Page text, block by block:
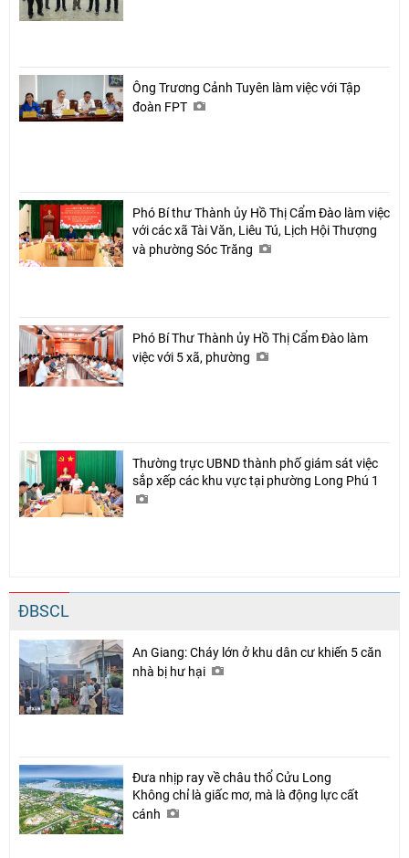
Ông Trương Cảnh Tuyên làm việc với Tập
đoàn FPT
Phó Bí thư Thành ủy Hồ Thị Cẩm Đào làm việc
với các xã Tài Văn, Liêu Tú, Lịch Hội Thượng
và phường Sóc Trăng
Phó Bí Thư Thành ủy Hồ Thị Cẩm Đào làm
việc với 5 xã, phường
Thường trực UBND thành phố giám sát việc
sắp xếp các khu vực tại phường Long Phú 1
ĐBSCL
An Giang: Cháy lớn ở khu dân cư khiến 5 căn
nhà bị hư hại
Đưa nhịp ray về châu thổ Cửu Long
Không chỉ là giấc mơ, mà là động lực cất
cánh